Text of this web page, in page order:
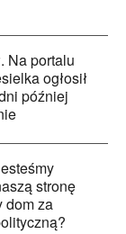
Na portalu
ogłosił
później
stronę
dom za